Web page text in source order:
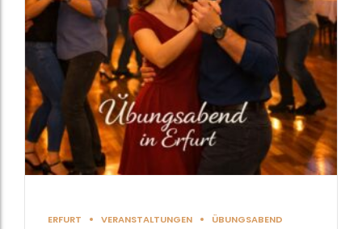
ERFURT VERANSTALTUNGEN ÜBUNGSABEND